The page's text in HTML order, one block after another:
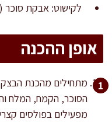
לקישוט: אבקת סוכר
אופן ההכנה
מתחילים מהכנת
הסוכר, הקמח, המלח
מפעילים בפולסים